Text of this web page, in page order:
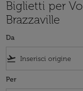
Biglietti per
Brazzaville
Da
flight_takeoff
Per